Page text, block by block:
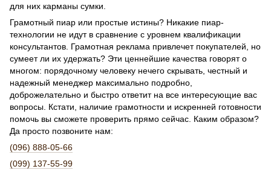
для них карманы сумки.
Грамотный пиар или простые истины? Никакие пиар-
технологии не идут в сравнение с уровнем квалификации
консультантов. Грамотная реклама привлечет покупателей, но
сумеет ли их удержать? Эти ценнейшие качества говорят о
многом: порядочному человеку нечего скрывать, честный и
надежный менеджер максимально подробно,
доброжелательно и быстро ответит на все интересующие вас
вопросы. Кстати, наличие грамотности и искренней готовности
помочь вы сможете проверить прямо сейчас. Каким образом?
Да просто позвоните нам:
(096) 888-05-66
(099) 137-55-99